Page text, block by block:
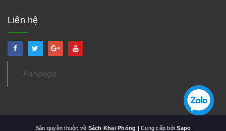
Liên hệ
Fanpage
Bản quyền thuộc về Sách Khai Phóng | Cung cấp bởiSapo